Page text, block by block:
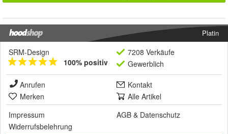
Platin
SRM-Design
100% positiv
7208 Verkäufe
Gewerblich
Anrufen
Kontakt
Merken
Alle Artikel
Impressum
AGB & Datenschutz
Widerrufsbelehrung